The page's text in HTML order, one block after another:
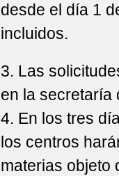
desde el día 1
incluidos.
3. Las
en la secretaría
4. En los tres
los centros
materias objeto